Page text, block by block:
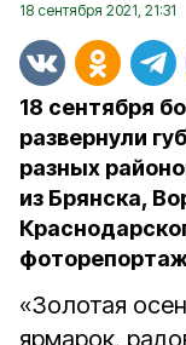
18 сентября 2021, 21:31
18 сентября
развернули
разных
из Брянска,
«Золотая
ярмарок,